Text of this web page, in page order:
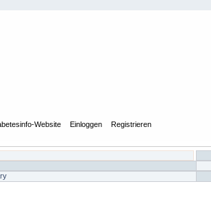
Website Einloggen Registrieren